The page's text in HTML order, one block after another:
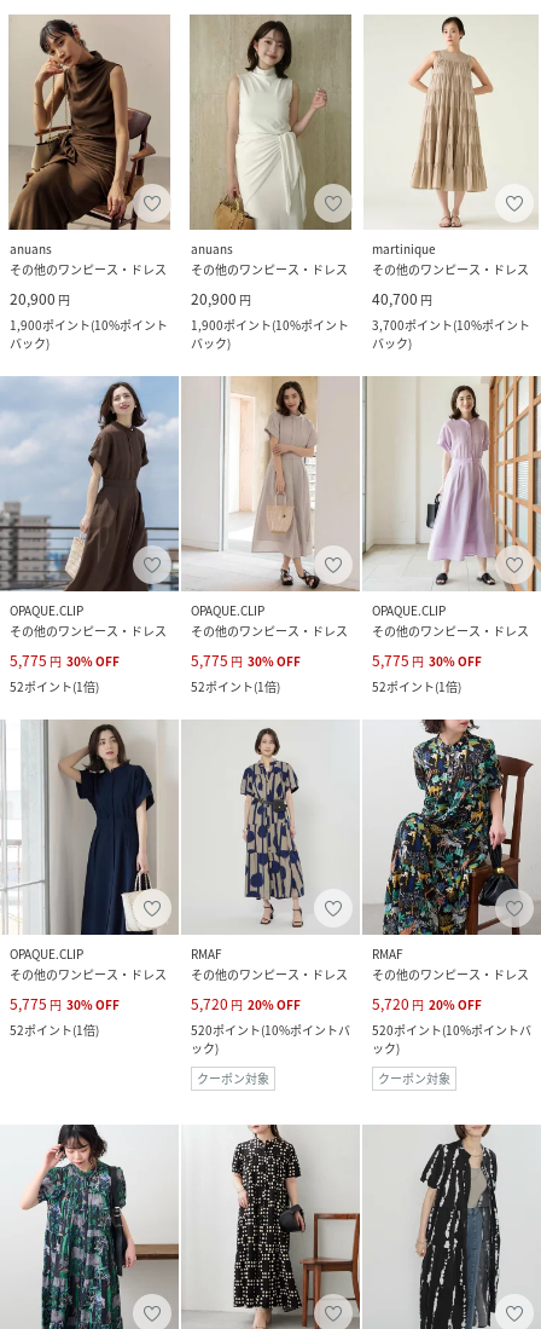
anuans
その他のワンピース・ドレス
20,900 円
1,900ポイント(10%ポイント
バック)
anuans
その他のワンピース・ドレス
20,900 円
1,900ポイント(10%ポイント
バック)
martinique
その他のワンピース・ドレス
40,700 円
3,700ポイント(10%ポイント
バック)
OPAQUE.CLIP
その他のワンピース・ドレス
5,775 円 30%OFF
52ポイント(1倍)
OPAQUE.CLIP
その他のワンピース・ドレス
5,775 円 30%OFF
52ポイント(1倍)
OPAQUE.CLIP
その他のワンピース・ドレス
5,775 円 30%OFF
52ポイント(1倍)
OPAQUE.CLIP
その他のワンピース・ドレス
5,775 円 30%OFF
52ポイント(1倍)
RMAF
その他のワンピース・ドレス
5,720 円 20%OFF
520ポイント(10%ポイントバ
ック)
クーポン対象
RMAF
その他のワンピース・ドレス
5,720 円 20%OFF
520ポイント(10%ポイントバ
ック)
クーポン対象